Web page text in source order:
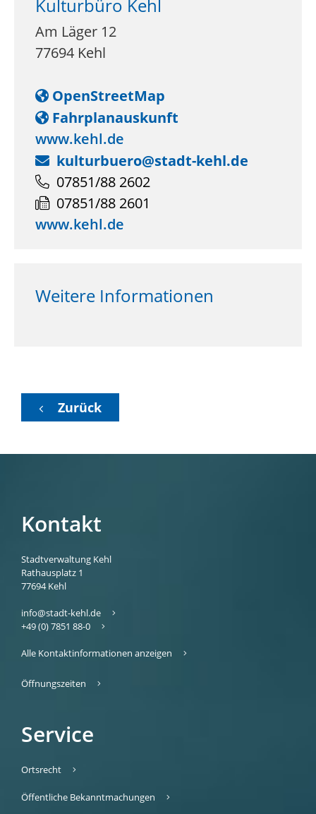
Kulturbüro Kehl
Am Läger 12
77694 Kehl
OpenStreetMap
Fahrplanauskunft
www.kehl.de
kulturbuero@stadt-kehl.de
07851/88 2602
07851/88 2601
www.kehl.de
Weitere Informationen
Zurück
Kontakt
Stadtverwaltung Kehl
Rathausplatz 1
77694 Kehl
info@stadt-kehl.de
+49 (0) 7851 88-0
Alle Kontaktinformationen anzeigen
Öffnungszeiten
Service
Ortsrecht
Öffentliche Bekanntmachungen